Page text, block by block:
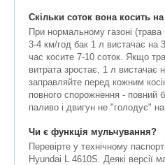
Скільки соток вона косить
При нормальному газоні (трава
3-4 км/год бак 1 л вистачає на
час косите 7-10 соток. Якщо
витрата зростає, 1 л вистачає
заправляйте перед кожним
повного спорожнення - повний
паливо і двигун не "голодує"
Чи є функція мульчування?
Перевірте у технічному
Hyundai L 4610S. Деякі версії